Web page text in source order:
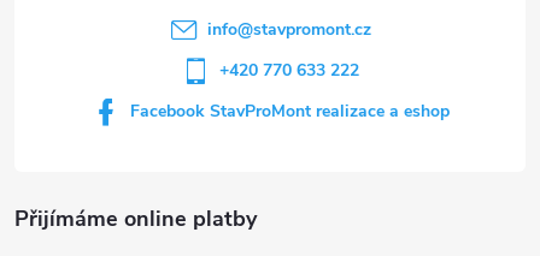
s
Přijímáme online platby
info@stavpromont.cz
+420 770 633 222
Facebook StavProMont realizace a eshop